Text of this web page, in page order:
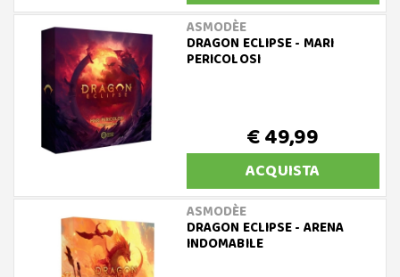
ASMODÈE
DRAGON ECLIPSE - MARI
PERICOLOSI
€ 49,99
ACQUISTA
ASMODÈE
DRAGON ECLIPSE - ARENA
INDOMABILE